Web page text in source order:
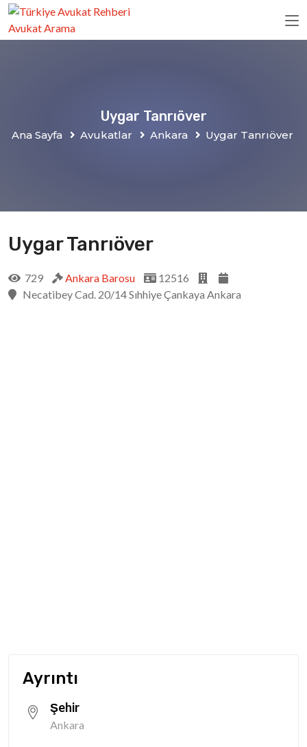
Uygar Tanrıöver
Ana Sayfa Avukatlar Ankara Uygar Tanrıöver
Uygar Tanrıöver
729 Ankara Barosu
12516
Necatibey Cad. 20/14 Sıhhiye Çankaya Ankara
Ayrıntı
Şehir
Ankara